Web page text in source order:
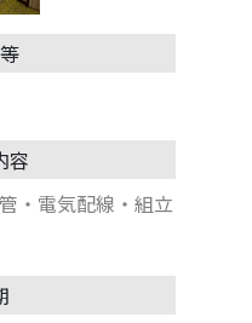
容
・電気配線・組立